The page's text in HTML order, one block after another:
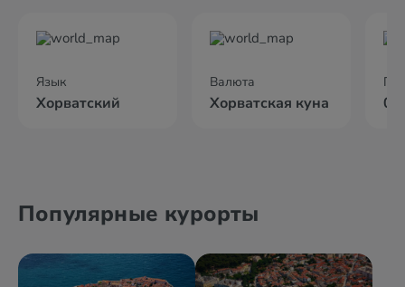
Язык
Хорватский
Валюта
Хорватская куна
Популярные курорты